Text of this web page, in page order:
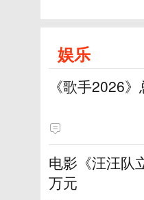
娱乐
《歌手2026
电影《汪汪队
万元